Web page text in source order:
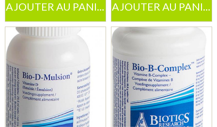
AJOUTER AU PANIER AJOUTER AU PANIER